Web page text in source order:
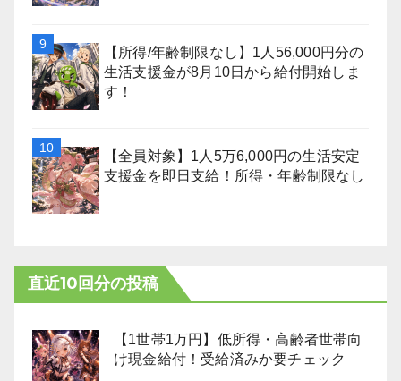
【所得/年齢制限なし】1人56,000円分の
生活支援金が8月10日から給付開始しま
す！
【全員対象】1人5万6,000円の生活安定
支援金を即日支給！所得・年齢制限なし
直近10回分の投稿
【1世帯1万円】低所得・高齢者世帯向
け現金給付！受給済みか要チェック